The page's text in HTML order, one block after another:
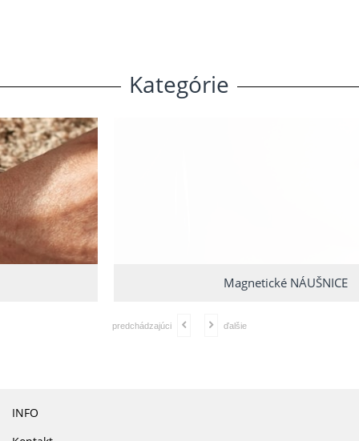
Kategórie
Magnetické NÁUŠNICE
predchádzajúci ďalšie
INFO